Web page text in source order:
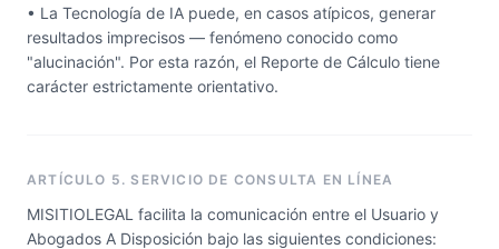
• La Tecnología de IA puede, en casos atípicos, generar
resultados imprecisos — fenómeno conocido como
"alucinación". Por esta razón, el Reporte de Cálculo tiene
carácter estrictamente orientativo.
ARTÍCULO 5. SERVICIO DE CONSULTA EN LÍNEA
MISITIOLEGAL facilita la comunicación entre el Usuario y
Abogados A Disposición bajo las siguientes condiciones: